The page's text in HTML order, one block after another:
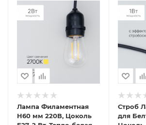
Лампа Филаментная
H60 мм 220В, Цоколь
Строб
для